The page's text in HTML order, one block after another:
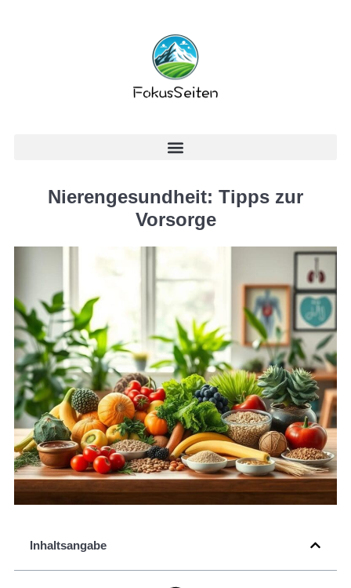
Nierengesundheit: Tipps zur
Vorsorge
Inhaltsangabe